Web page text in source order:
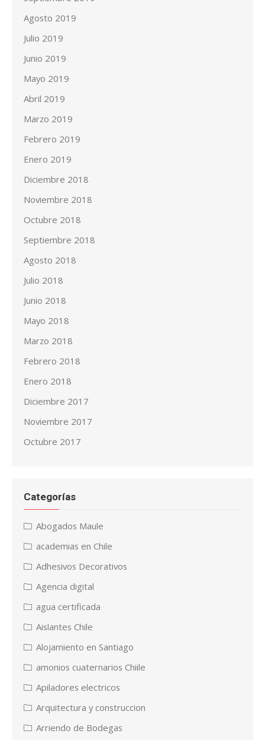
Agosto 2019
Julio 2019
Junio 2019
Mayo 2019
Abril 2019
Marzo 2019
Febrero 2019
Enero 2019
Diciembre 2018
Noviembre 2018
Octubre 2018
Septiembre 2018
Agosto 2018
Julio 2018
Junio 2018
Mayo 2018
Marzo 2018
Febrero 2018
Enero 2018
Diciembre 2017
Noviembre 2017
Octubre 2017
Categorías
Abogados Maule
academias en Chile
Adhesivos Decorativos
Agencia digital
agua certificada
Aislantes Chile
Alojamiento en Santiago
amonios cuaternarios Chiile
Apiladores electricos
Arquitectura y construccion
Arriendo de Bodegas